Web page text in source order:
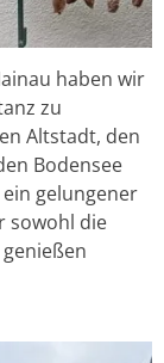
haben wir
zu
Altstadt, den
Bodensee
gelungener
sowohl die